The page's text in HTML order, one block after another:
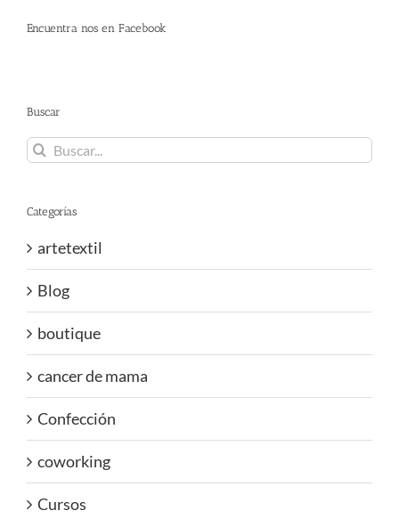
Encuentra nos en Facebook
Buscar
Buscar:
Categorías
artetextil
Blog
boutique
cancer de mama
Confección
coworking
Cursos